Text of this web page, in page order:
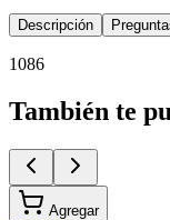
Descripción
1086
También te
Agregar